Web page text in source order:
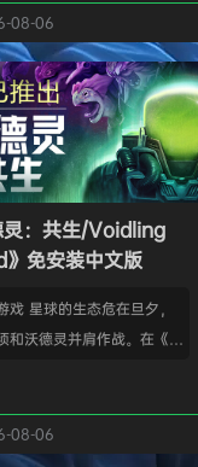
给摇鼠灵™就行了。不用夹
搞得乱糟糟，也不用偷偷摸
鼠！ 有了摇鼠灵™，一切尽
把那只老鼠摇到服从，看着
满。摇得多了，就能慢慢彻
的问题了。摇鼠灵™起效
简单，效果绝佳，让你的烦
影无踪。 为什么选择摇鼠
松…
08-06
灵：共生/Voidling
免安装中文版
戏 星球的生态危在旦夕，
和沃德灵并肩作战。在《沃
，与被称为“沃德灵”的生物
。不断孵化、培育、升级、
沃德灵伙伴们，与它们一同
08-06